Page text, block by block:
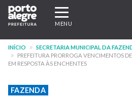
Pular
para
conteúdo
principal
Expandir/recolher
navegação
MENU
INÍCIO
SECRETARIA MUNICIPAL DA
PREFEITURA PRORROGA VENCIMENTOS
EM RESPOSTA ÀS ENCHENTES
FAZENDA